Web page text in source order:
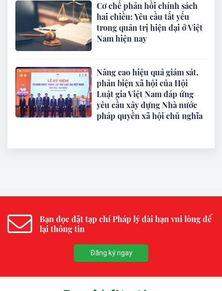
Cơ chế phản hồi chính sách
hai chiều: Yêu cầu tất yếu
trong quản trị hiện đại ở Việt
Nam hiện nay
Nâng cao hiệu quả giám sát,
phản biện xã hội của Hội
Luật gia Việt Nam đáp ứng
yêu cầu xây dựng Nhà nước
pháp quyền xã hội chủ nghĩa
Bạn đọc đặt tạp chí Pháp lý dài hạn vui lòng để
lại thông tin
Đăng ký ngay